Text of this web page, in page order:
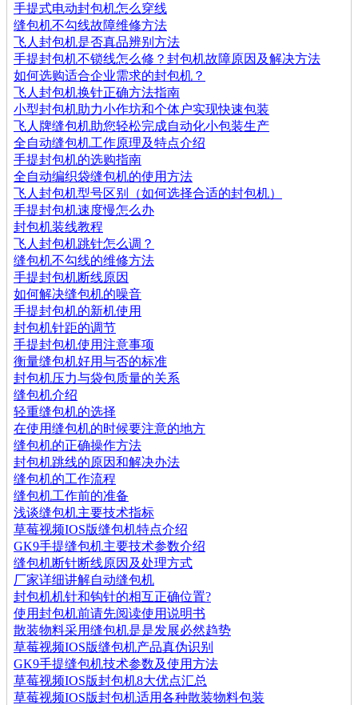
手提式电动封包机怎么穿线
缝包机不勾线故障维修方法
飞人封包机是否真品辨别方法
手提封包机不锁线怎么修？封包机故障原因及解决方法
如何选购适合企业需求的封包机？
飞人封包机换针正确方法指南
小型封包机助力小作坊和个体户实现快速包装
飞人牌缝包机助您轻松完成自动化小包装生产
全自动缝包机工作原理及特点介绍
手提封包机的选购指南
全自动编织袋缝包机的使用方法
飞人封包机型号区别（如何选择合适的封包机）
手提封包机速度慢怎么办
封包机装线教程
飞人封包机跳针怎么调？
缝包机不勾线的维修方法
手提封包机断线原因
如何解决缝包机的噪音
手提封包机的新机使用
封包机针距的调节
手提封包机使用注意事项
衡量缝包机好用与否的标准
封包机压力与袋包质量的关系
缝包机介绍
轻重缝包机的选择
在使用缝包机的时候要注意的地方
缝包机的正确操作方法
封包机跳线的原因和解决办法
缝包机的工作流程
缝包机工作前的准备
浅谈缝包机主要技术指标
草莓视频IOS版缝包机特点介绍
GK9手提缝包机主要技术参数介绍
缝包机断针断线原因及处理方式
厂家详细讲解自动缝包机
封包机机针和钩针的相互正确位置?
使用封包机前请先阅读使用说明书
散装物料采用缝包机是是发展必然趋势
草莓视频IOS版缝包机产品真伪识别
GK9手提缝包机技术参数及使用方法
草莓视频IOS版封包机8大优点汇总
草莓视频IOS版封包机适用各种散装物料包装